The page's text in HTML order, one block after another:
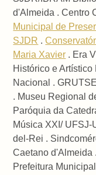
d'Almeida . Centro
Municipal de
SJDR .
Maria Xavier . Era
Histórico e
Nacional .
. Museu Regional
Paróquia da
Música XXI/
del-Rei .
Caetano d'Almeida
Prefeitura